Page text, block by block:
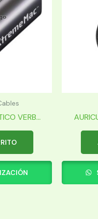
VERB...